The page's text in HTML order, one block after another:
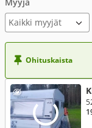
Kaikki myyjät
Ohituskaista